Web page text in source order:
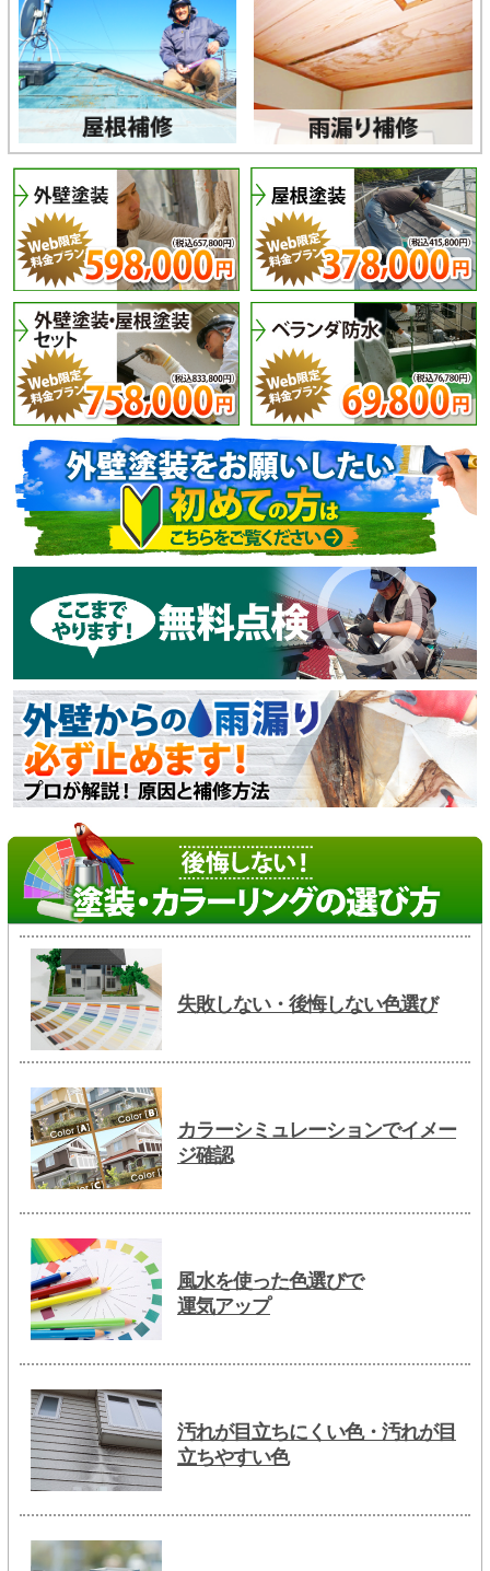
失敗しない・後悔しない色選び
カラーシミュレーションでイメー
ジ確認
風水を使った色選びで
運気アップ
汚れが目立ちにくい色・汚れが目
立ちやすい色